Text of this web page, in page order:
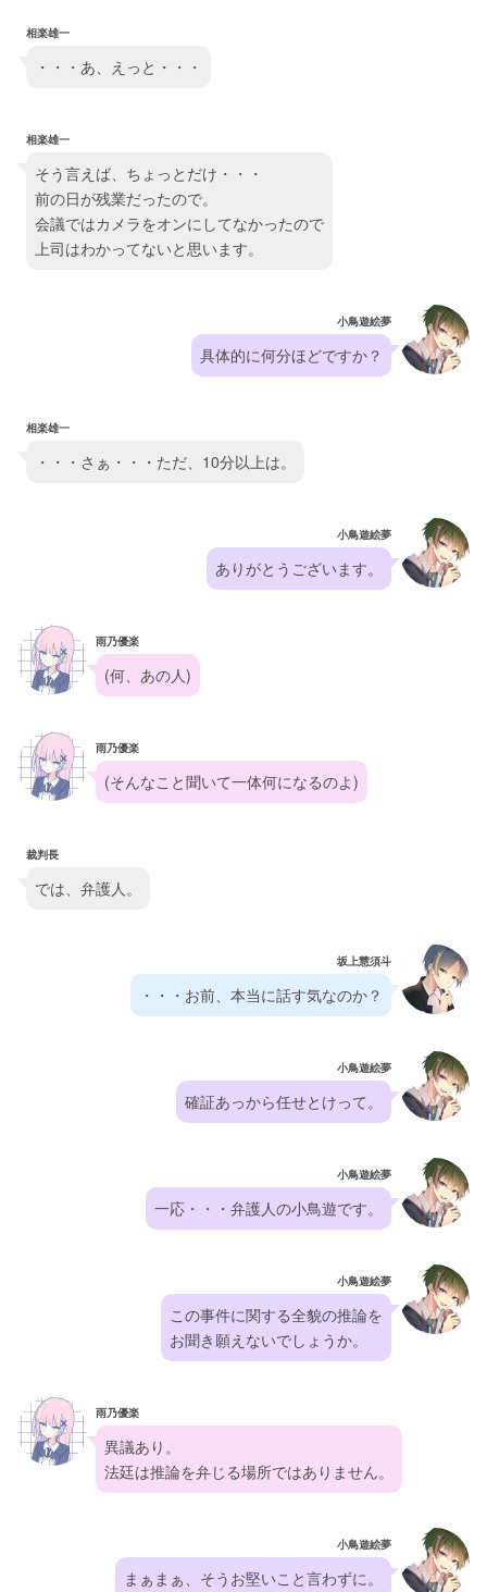
相楽雄一
・・・あ、えっと・・・
相楽雄一
そう言えば、ちょっとだけ・・・
前の日が残業だったので。
会議ではカメラをオンにしてなかったので
上司はわかってないと思います。
小鳥遊絵夢
具体的に何分ほどですか？
相楽雄一
・・・さぁ・・・ただ、10分以上は。
小鳥遊絵夢
ありがとうございます。
雨乃優楽
(何、あの人)
雨乃優楽
(そんなこと聞いて一体何になるのよ)
裁判長
では、弁護人。
坂上慧須斗
・・・お前、本当に話す気なのか？
小鳥遊絵夢
確証あっから任せとけって。
小鳥遊絵夢
一応・・・弁護人の小鳥遊です。
小鳥遊絵夢
この事件に関する全貌の推論を
お聞き願えないでしょうか。
雨乃優楽
異議あり。
法廷は推論を弁じる場所ではありません。
小鳥遊絵夢
まぁまぁ、そうお堅いこと言わずに。